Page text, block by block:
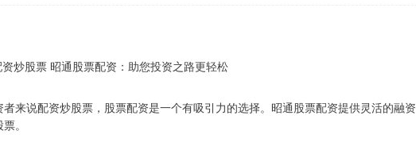
来说配资炒股票，股票配资是一个有吸引力的选择。昭通股票配资提供灵活的融资
。